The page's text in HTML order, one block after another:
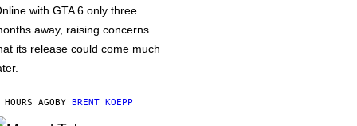
with GTA 6 only three
away, raising concerns
its release could come much
AGOBY BRENT KOEPP